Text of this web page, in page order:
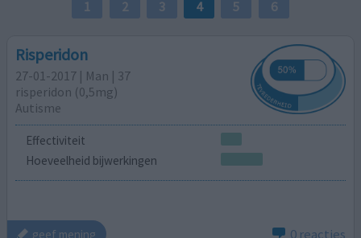
1 2 3 4 5 6
Risperidon
27-01-2017 | Man | 37
risperidon (0,5mg)
Autisme
Effectiviteit
Hoeveelheid bijwerkingen
geef mening 0 reacties